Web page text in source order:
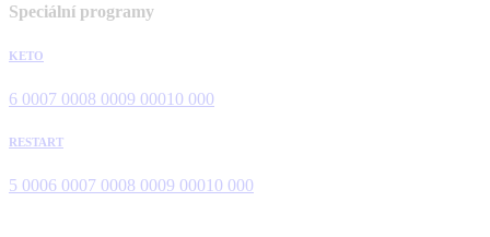
Speciální programy
KETO
6 0007 0008 0009 00010 000
RESTART
5 0006 0007 0008 0009 00010 000